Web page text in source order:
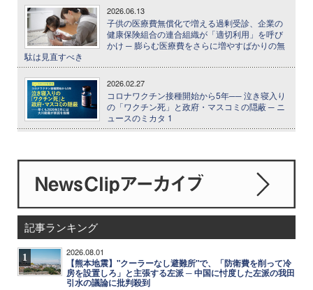
2026.06.13
子供の医療費無償化で増える過剰受診、企業の
健康保険組合の連合組織が「適切利用」を呼び
かけ ─ 膨らむ医療費をさらに増やすばかりの無
駄は見直すべき
2026.02.27
コロナワクチン接種開始から5年── 泣き寝入り
の「ワクチン死」と政府・マスコミの隠蔽 ─ ニ
ュースのミカタ 1
記事ランキング
1 2026.08.01
【熊本地震】"クーラーなし避難所"で、「防衛費を削って冷
房を設置しろ」と主張する左派 ─ 中国に忖度した左派の我田
引水の議論に批判殺到